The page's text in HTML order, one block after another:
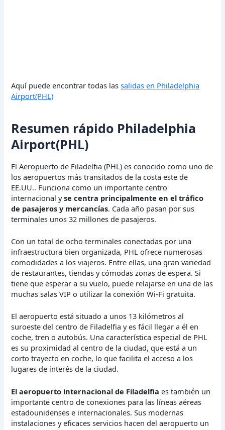
Aquí puede encontrar todas lassalidas en Philadelphia
Airport(PHL)
Resumen rápido Philadelphia
Airport(PHL)
El Aeropuerto de Filadelfia (PHL) es conocido como uno de
los aeropuertos más transitados de la costa este de
EE.UU.. Funciona como un importante centro
internacional yse centra principalmente en el tráfico
de pasajeros y mercancías. Cada año pasan por sus
terminales unos 32 millones de pasajeros.
Con un total de ocho terminales conectadas por una
infraestructura bien organizada, PHL ofrece numerosas
comodidades a los viajeros. Entre ellas, una gran variedad
de restaurantes, tiendas y cómodas zonas de espera. Si
tiene que esperar a su vuelo, puede relajarse en una de las
muchas salas VIP o utilizar la conexión Wi-Fi gratuita.
El aeropuerto está situado a unos 13 kilómetros al
suroeste del centro de Filadelfia y es fácil llegar a él en
coche, tren o autobús. Una característica especial de PHL
es su proximidad al centro de la ciudad, que está a un
corto trayecto en coche, lo que facilita el acceso a los
lugares de interés de la ciudad.
El aeropuerto internacional de Filadelfia es también un
importante centro de conexiones para las líneas aéreas
estadounidenses e internacionales. Sus modernas
instalaciones y eficaces servicios hacen del aeropuerto un